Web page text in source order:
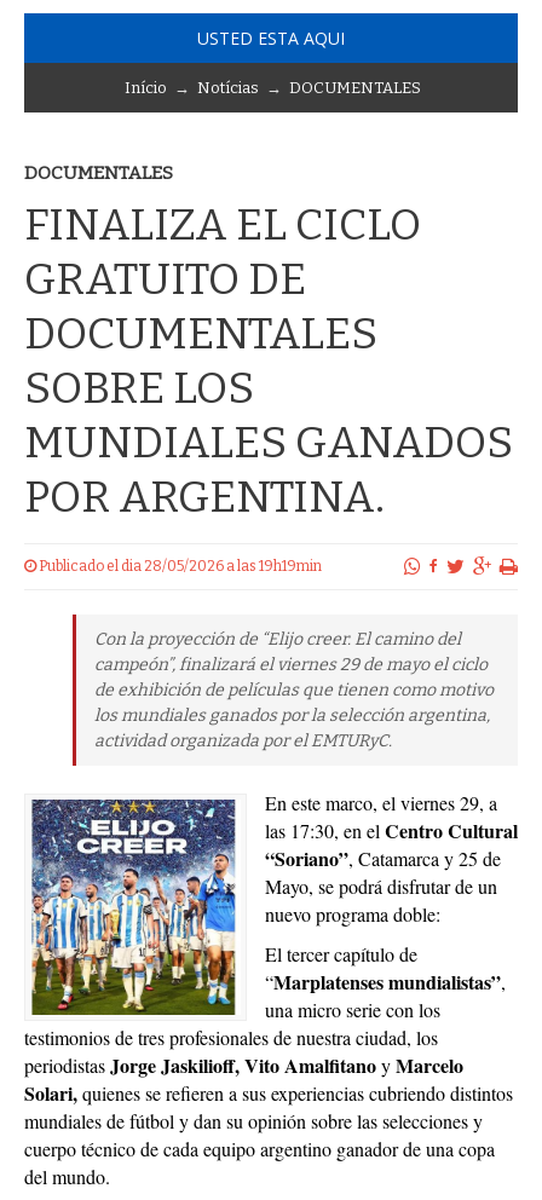
USTED ESTA AQUI
Início → Notícias → DOCUMENTALES
DOCUMENTALES
FINALIZA EL CICLO
GRATUITO DE
DOCUMENTALES
SOBRE LOS
MUNDIALES GANADOS
POR ARGENTINA.
Publicado el dia 28/05/2026 a las 19h19min
Con la proyección de “Elijo creer. El camino del
campeón”, finalizará el viernes 29 de mayo el ciclo
de exhibición de películas que tienen como motivo
los mundiales ganados por la selección argentina,
actividad organizada por el EMTURyC.
En este marco, el viernes 29, a
las 17:30, en elCentro Cultural
“Soriano”, Catamarca y 25 de
Mayo, se podrá disfrutar de un
nuevo programa doble:
El tercer capítulo de
“Marplatenses mundialistas”,
una micro serie con los
testimonios de tres profesionales de nuestra ciudad, los
periodistasJorge Jaskilioff, Vito AmalfitanoyMarcelo
Solari,quienes se refieren a sus experiencias cubriendo distintos
mundiales de fútbol y dan su opinión sobre las selecciones y
cuerpo técnico de cada equipo argentino ganador de una copa
del mundo.